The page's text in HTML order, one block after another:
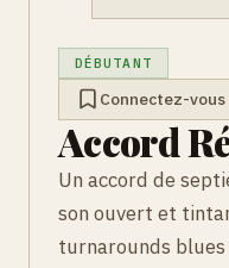
DÉBUTANT
Connectez-
Accord
Un accord de
son ouvert et
turnarounds